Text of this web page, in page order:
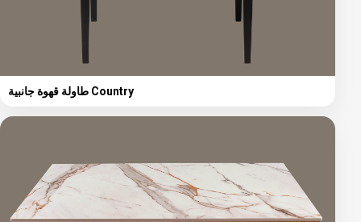
طاولة قهوة جانبية Country